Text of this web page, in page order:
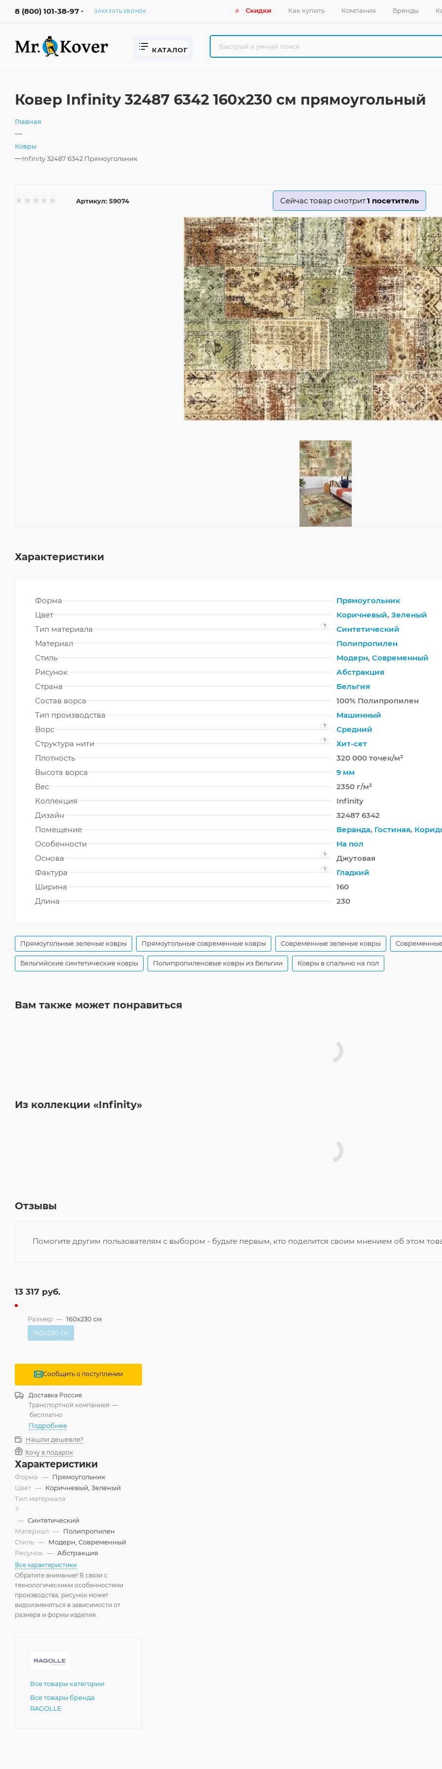
8 (800) 101-38-97 ЗАКАЗАТЬ ЗВОНОК Скидки Как купить Компания Бренды
КАТАЛОГ
Ковер Infinity 32487 6342 160x230 см прямоугольный
Главная
—
Ковры
—Infinity 32487 6342 Прямоугольник
Артикул: 59074 Сейчас товар смотрит1 посетитель
Характеристики
Форма
Прямоугольник
Цвет
Коричневый, Зеленый
Тип материала
?
Синтетический
Материал
Полипропилен
Стиль
Модерн, Современный
Рисунок
Абстракция
Страна
Бельгия
Состав ворса
100% Полипропилен
Тип производства
Машинный
Ворс
?
Средний
Структура нити
?
Хит-сет
Плотность
320 000 точек/м²
Высота ворса
9 мм
Вес
2350 г/м²
Коллекция
Infinity
Дизайн
32487 6342
Помещение
Веранда, Гостиная,
Особенности
На пол
Основа
?
Джутовая
Фактура
?
Гладкий
Ширина
160
Длина
230
Прямоугольные зеленые ковры Прямоугольные современные ковры Современные зеленые ковры
Бельгийские синтетические ковры Полипропиленовые ковры из Бельгии Ковры в спальню на пол
Вам также может понравиться
Из коллекции «Infinity»
Отзывы
Помогите другим пользователям с выбором - будьте первым, кто поделится своим мнением об этом
13 317 руб.
Размер — 160x230 см
160x230 см
Сообщить о поступлении
Доставка Россия
Транспортной компанией —
бесплатно
Подробнее
Нашли дешевле?
Хочу в подарок
Характеристики
Форма — Прямоугольник
Цвет — Коричневый, Зеленый
Тип материала
?
— Синтетический
Материал — Полипропилен
Стиль — Модерн, Современный
Рисунок — Абстракция
Все характеристики
Обратите внимание! В связи с
технологическими особенностями
производства, рисунок может
видоизменяться в зависимости от
размера и формы изделия.
Все товары категории
Все товары бренда
RAGOLLE